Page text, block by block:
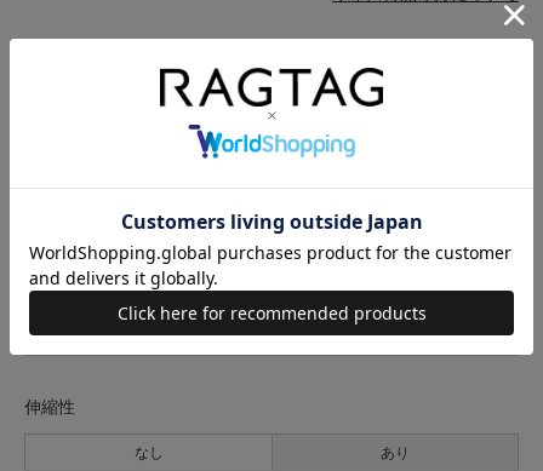
普通
なし あり
透け感
なし あり
伸縮性
なし あり